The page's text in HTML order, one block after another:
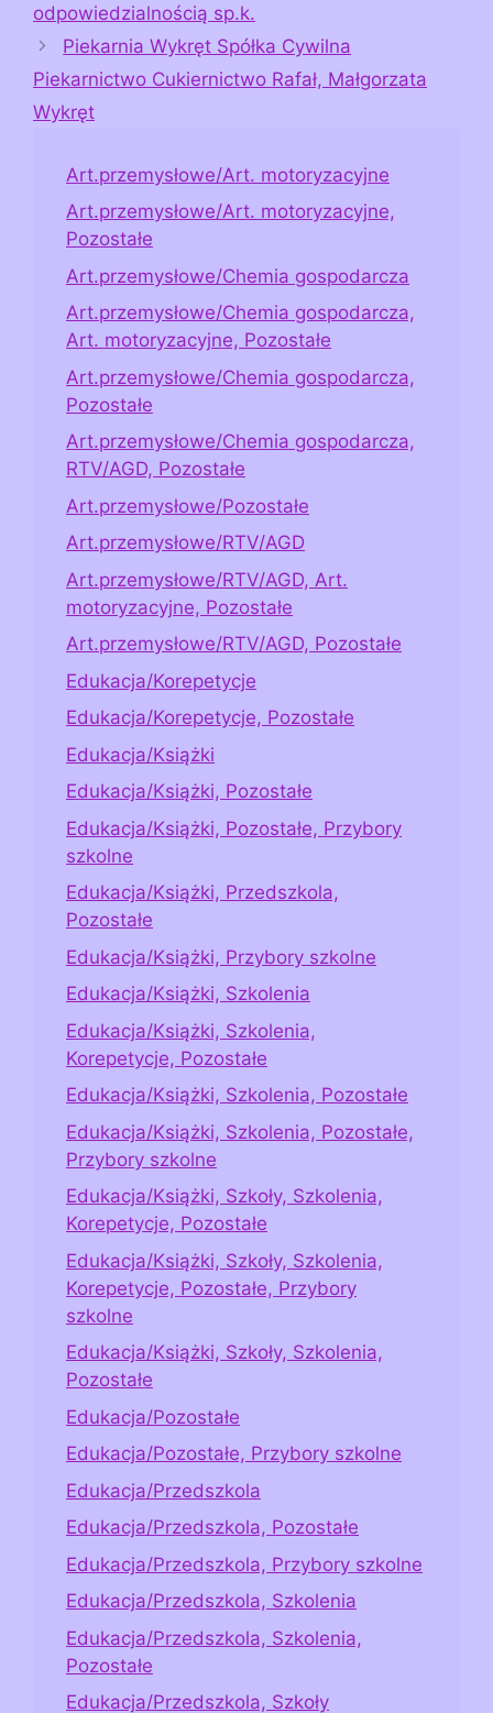
odpowiedzialnością sp.k.
Piekarnia Wykręt Spółka Cywilna
Piekarnictwo Cukiernictwo Rafał, Małgorzata
Wykręt
Art.przemysłowe/Art. motoryzacyjne
Art.przemysłowe/Art. motoryzacyjne,
Pozostałe
Art.przemysłowe/Chemia gospodarcza
Art.przemysłowe/Chemia gospodarcza,
Art. motoryzacyjne, Pozostałe
Art.przemysłowe/Chemia gospodarcza,
Pozostałe
Art.przemysłowe/Chemia gospodarcza,
RTV/AGD, Pozostałe
Art.przemysłowe/Pozostałe
Art.przemysłowe/RTV/AGD
Art.przemysłowe/RTV/AGD, Art.
motoryzacyjne, Pozostałe
Art.przemysłowe/RTV/AGD, Pozostałe
Edukacja/Korepetycje
Edukacja/Korepetycje, Pozostałe
Edukacja/Książki
Edukacja/Książki, Pozostałe
Edukacja/Książki, Pozostałe, Przybory
szkolne
Edukacja/Książki, Przedszkola,
Pozostałe
Edukacja/Książki, Przybory szkolne
Edukacja/Książki, Szkolenia
Edukacja/Książki, Szkolenia,
Korepetycje, Pozostałe
Edukacja/Książki, Szkolenia, Pozostałe
Edukacja/Książki, Szkolenia, Pozostałe,
Przybory szkolne
Edukacja/Książki, Szkoły, Szkolenia,
Korepetycje, Pozostałe
Edukacja/Książki, Szkoły, Szkolenia,
Korepetycje, Pozostałe, Przybory
szkolne
Edukacja/Książki, Szkoły, Szkolenia,
Pozostałe
Edukacja/Pozostałe
Edukacja/Pozostałe, Przybory szkolne
Edukacja/Przedszkola
Edukacja/Przedszkola, Pozostałe
Edukacja/Przedszkola, Przybory szkolne
Edukacja/Przedszkola, Szkolenia
Edukacja/Przedszkola, Szkolenia,
Pozostałe
Edukacja/Przedszkola, Szkoły